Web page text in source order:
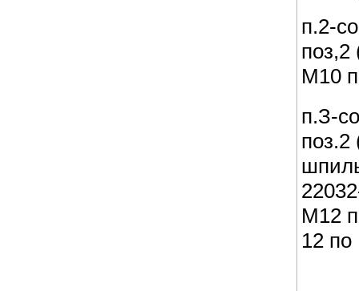
п.2-
поз,2
М10
п.З-
поз.2
М12
12